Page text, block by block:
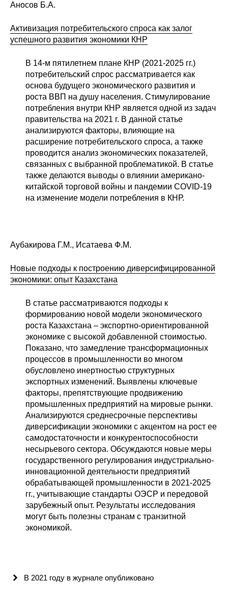
Аносов Б.А.
Активизация потребительского спроса как залог
успешного развития экономики КНР
В 14-м пятилетнем плане КНР (2021-2025 гг.)
потребительский спрос рассматривается как
основа будущего экономического развития и
роста ВВП на душу населения. Стимулирование
потребления внутри КНР является одной из задач
правительства на 2021 г. В данной статье
анализируются факторы, влияющие на
расширение потребительского спроса, а также
проводится анализ экономических показателей,
связанных с выбранной проблематикой. В статье
также делаются выводы о влиянии американо-
китайской торговой войны и пандемии COVID-19
на изменение модели потребления в КНР.
Аубакирова Г.М., Исатаева Ф.М.
Новые подходы к построению диверсифицированной
экономики: опыт Казахстана
В статье рассматриваются подходы к
формированию новой модели экономического
роста Казахстана – экспортно-ориентированной
экономике с высокой добавленной стоимостью.
Показано, что замедление трансформационных
процессов в промышленности во многом
обусловлено инертностью структурных
экспортных изменений. Выявлены ключевые
факторы, препятствующие продвижению
промышленных предприятий на мировые рынки.
Анализируются среднесрочные перспективы
диверсификации экономики с акцентом на рост ее
самодостаточности и конкурентоспособности
несырьевого сектора. Обсуждаются новые меры
государственного регулирования индустриально-
инновационной деятельности предприятий
обрабатывающей промышленности в 2021-2025
гг., учитывающие стандарты ОЭСР и передовой
зарубежный опыт. Результаты исследования
могут быть полезны странам с транзитной
экономикой.
В 2021 году в журнале опубликовано